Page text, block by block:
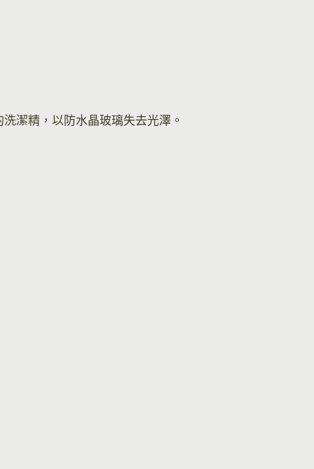
潔精，以防水晶玻璃失去光澤。